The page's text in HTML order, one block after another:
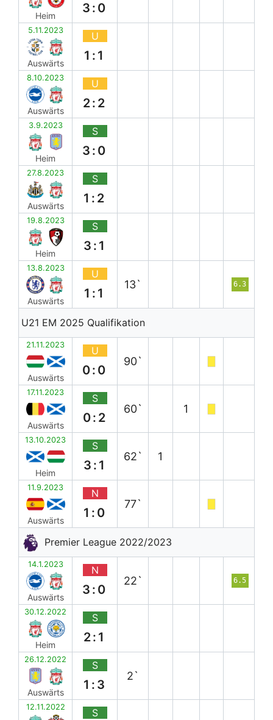
Heim
3:0
5.11.2023
Auswärts
U
1:1
8.10.2023
Auswärts
U
2:2
3.9.2023
Heim
S
3:0
27.8.2023
Auswärts
S
1:2
19.8.2023
Heim
S
3:1
13.8.2023
Auswärts
U
1:1
13` 6.3
U21 EM 2025 Qualifikation
21.11.2023
Auswärts
U
0:0
90`
17.11.2023
Auswärts
S
0:2
60` 1
13.10.2023
Heim
S
3:1
62` 1
11.9.2023
Auswärts
N
1:0
77`
Premier League 2022/2023
14.1.2023
Auswärts
N
3:0
22` 6.5
30.12.2022
Heim
S
2:1
26.12.2022
Auswärts
S
1:3
2`
12.11.2022 S